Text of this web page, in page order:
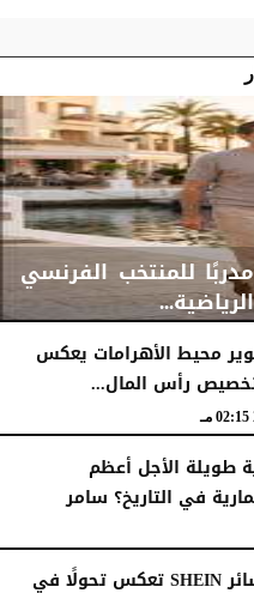
للمنتخب الفرنسي
محيط الأهرامات يعكس
رأس المال...
02:15 مـ
طويلة الأجل أعظم
في التاريخ؟ سامر
سامر شقير: خسائر SHEIN تعكس تحولًا في